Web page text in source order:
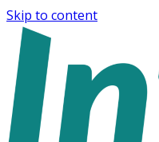
Skip to content